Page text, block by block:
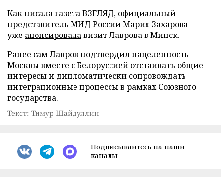
Как писала газета ВЗГЛЯД, официальный
представитель МИД России Мария Захарова
уже анонсировалавизит Лаврова в Минск.
Ранее сам Лавров подтвердилнацеленность
Москвы вместе с Белоруссией отстаивать общие
интересы и дипломатически сопровождать
интеграционные процессы в рамках Союзного
государства.
Текст: Тимур Шайдуллин
Подписывайтесь на наши
каналы